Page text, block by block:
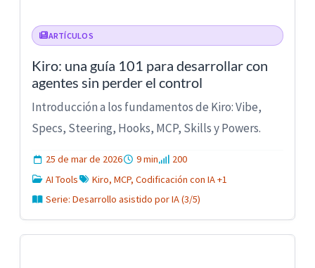
ARTÍCULOS
Kiro: una guía 101 para desarrollar con
agentes sin perder el control
Introducción a los fundamentos de Kiro: Vibe,
Specs, Steering, Hooks, MCP, Skills y Powers.
25 de mar de 2026 9 min
200
AI Tools
Kiro, MCP, Codificación con IA +1
Serie: Desarrollo asistido por IA (3/5)